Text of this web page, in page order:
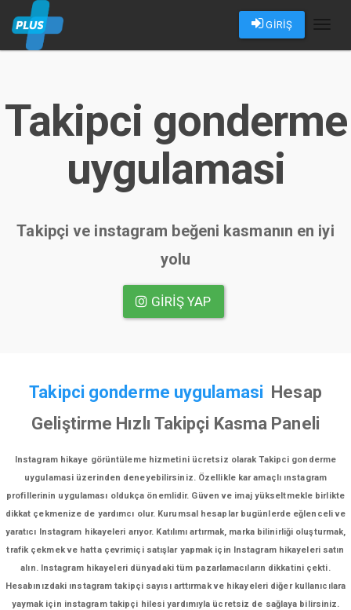
GİRİŞ
Takipci gonderme
uygulamasi
Takipçi ve instagram beğeni kasmanın en iyi
yolu
GIRIŞ YAP
Takipci gonderme uygulamasi Hesap
Geliştirme Hızlı Takipçi Kasma Paneli
Instagram hikaye görüntüleme hizmetini ücretsiz olarak Takipci gonderme
uygulamasi üzerinden deneyebilirsiniz. Özellikle kar amaçlı ınstagram
profillerinin uygulaması oldukça önemlidir. Güven ve imaj yükseltmekle birlikte
dikkat çekmenize de yardımcı olur. Kurumsal hesaplar bugünlerde eğlenceli ve
yaratıcı Instagram hikayeleri arıyor. Katılımı artırmak, marka bilinirliği oluşturmak,
trafik çekmek ve hatta çevrimiçi satışlar yapmak için Instagram hikayeleri satın
alın. Instagram hikayeleri dünyadaki tüm pazarlamacıların dikkatini çekti.
Hesabınızdaki ınstagram takipçi sayısı arttırmak ve hikayeleri diğer kullanıcılara
yaymak için instagram takipçi hilesi yardımıyla ücretsiz de sağlaya bilirsiniz.